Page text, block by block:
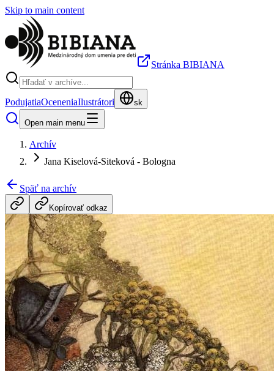
Skip to main content
Stránka BIBIANA
PodujatiaOceneniaIlustrátori sk
Open main menu
Archív
Jana Kiselová-Siteková - Bologna
Späť na archív
Kopírovať odkaz